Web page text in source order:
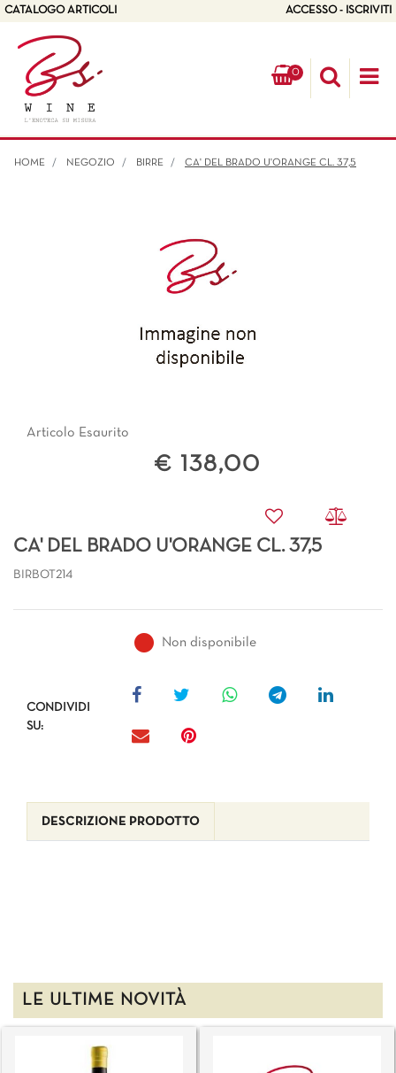
CATALOGO ARTICOLI ACCESSO - ISCRIVITI
0
HOME NEGOZIO BIRRE CA' DEL BRADO U'ORANGE CL. 37,5
Articolo Esaurito
€ 138,00
CA' DEL BRADO U'ORANGE CL. 37,5
BIRBOT214
Non disponibile
CONDIVIDI
SU:
DESCRIZIONE PRODOTTO
LE ULTIME NOVITÀ